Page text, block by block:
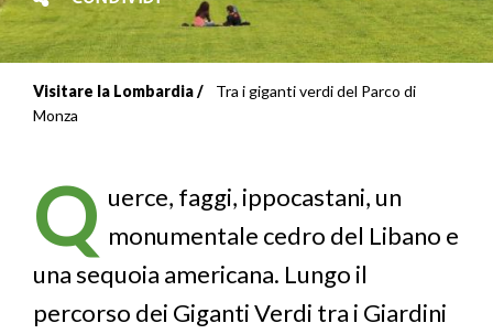
Briciole
pane
Visitare la Lombardia
Tra i giganti verdi del Parco di
Monza
Q uerce, faggi, ippocastani, un
monumentale cedro del Libano e
una sequoia americana. Lungo il
percorso dei Giganti Verdi tra i Giardini